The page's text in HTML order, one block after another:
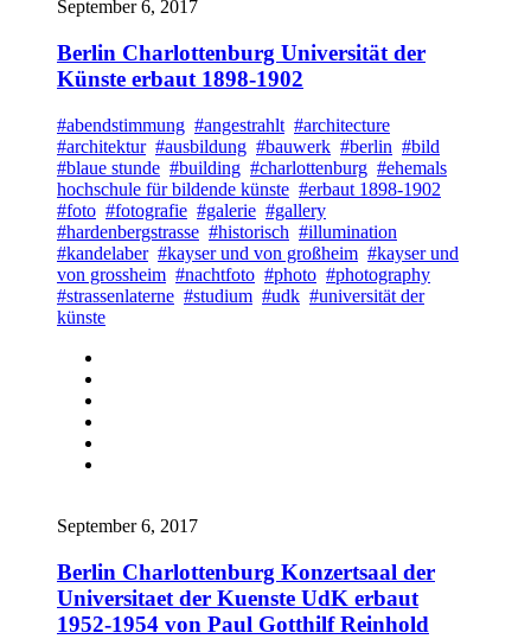
September 6, 2017
Berlin Charlottenburg Universität der
Künste erbaut 1898-1902
#abendstimmung #angestrahlt #architecture
#architektur #ausbildung #bauwerk #berlin #bild
#blaue stunde #building #charlottenburg #ehemals
hochschule für bildende künste #erbaut 1898-1902
#foto #fotografie #galerie #gallery
#hardenbergstrasse #historisch #illumination
#kandelaber #kayser und von großheim #kayser und
von grossheim #nachtfoto #photo #photography
#strassenlaterne #studium #udk #universität der
künste
September 6, 2017
Berlin Charlottenburg Konzertsaal der
Universitaet der Kuenste UdK erbaut
1952-1954 von Paul Gotthilf Reinhold